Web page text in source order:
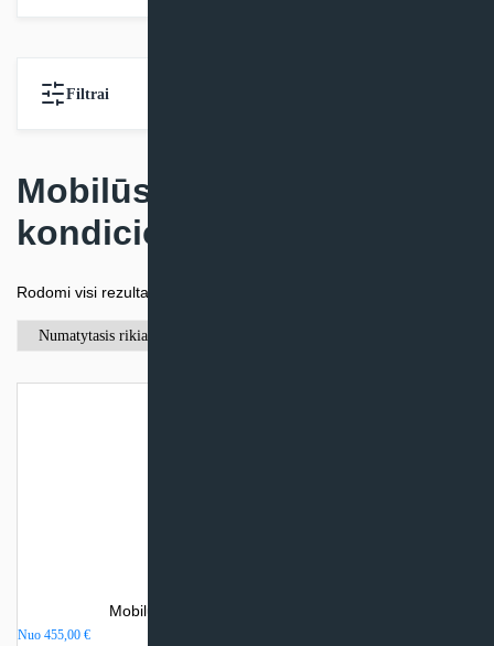
Filtrai
Mobilūs oro
kondicionieriai
Rodomi visi rezultatai: 16
Mobilus oro kondicionierius Airwell MFH
Nuo 455,00 €